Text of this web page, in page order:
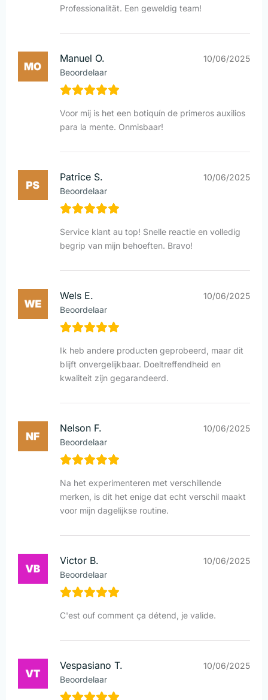
Professionalität. Een geweldig team!
Manuel O.
Beoordelaar
10/06/2025
Voor mij is het een botiquín de primeros auxilios
para la mente. Onmisbaar!
Patrice S.
Beoordelaar
10/06/2025
Service klant au top! Snelle reactie en volledig
begrip van mijn behoeften. Bravo!
Wels E.
Beoordelaar
10/06/2025
Ik heb andere producten geprobeerd, maar dit
blijft onvergelijkbaar. Doeltreffendheid en
kwaliteit zijn gegarandeerd.
Nelson F.
Beoordelaar
10/06/2025
Na het experimenteren met verschillende
merken, is dit het enige dat echt verschil maakt
voor mijn dagelijkse routine.
Victor B.
Beoordelaar
10/06/2025
C'est ouf comment ça détend, je valide.
Vespasiano T.
Beoordelaar
10/06/2025